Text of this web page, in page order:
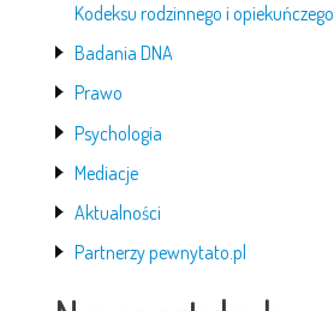
Kodeksu rodzinnego i opiekuńczego
Badania DNA
Prawo
Psychologia
Mediacje
Aktualności
Partnerzy pewnytato.pl